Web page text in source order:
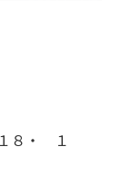
８・ １